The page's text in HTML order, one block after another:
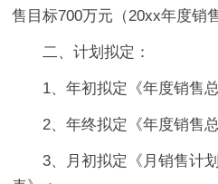
售目标700万元（20xx年度销
二、计划拟定：
1、年初拟定《年度销售
2、年终拟定《年度销售
3、月初拟定《月销售计